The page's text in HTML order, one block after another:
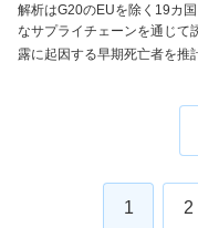
解析はG20のEUを除く19カ
なサプライチェーンを通じて
露に起因する早期死亡者を推
1 2